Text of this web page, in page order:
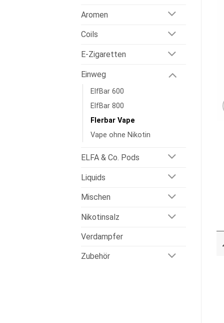
Aromen
Coils
E-Zigaretten
Einweg
ElfBar 600
ElfBar 800
Flerbar Vape
Vape ohne Nikotin
ELFA & Co. Pods
Liquids
Mischen
Nikotinsalz
Verdampfer
Zubehör